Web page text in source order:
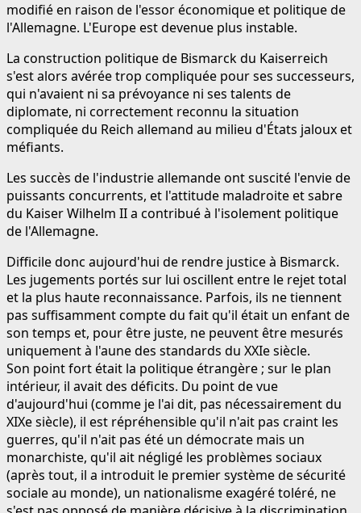
modifié en raison de l'essor économique et politique de
l'Allemagne. L'Europe est devenue plus instable.
La construction politique de Bismarck du Kaiserreich
s'est alors avérée trop compliquée pour ses successeurs,
qui n'avaient ni sa prévoyance ni ses talents de
diplomate, ni correctement reconnu la situation
compliquée du Reich allemand au milieu d'États jaloux et
méfiants.
Les succès de l'industrie allemande ont suscité l'envie de
puissants concurrents, et l'attitude maladroite et sabre
du Kaiser Wilhelm II a contribué à l'isolement politique
de l'Allemagne.
Difficile donc aujourd'hui de rendre justice à Bismarck.
Les jugements portés sur lui oscillent entre le rejet total
et la plus haute reconnaissance. Parfois, ils ne tiennent
pas suffisamment compte du fait qu'il était un enfant de
son temps et, pour être juste, ne peuvent être mesurés
uniquement à l'aune des standards du XXIe siècle.
Son point fort était la politique étrangère ; sur le plan
intérieur, il avait des déficits. Du point de vue
d'aujourd'hui (comme je l'ai dit, pas nécessairement du
XIXe siècle), il est répréhensible qu'il n'ait pas craint les
guerres, qu'il n'ait pas été un démocrate mais un
monarchiste, qu'il ait négligé les problèmes sociaux
(après tout, il a introduit le premier système de sécurité
sociale au monde), un nationalisme exagéré toléré, ne